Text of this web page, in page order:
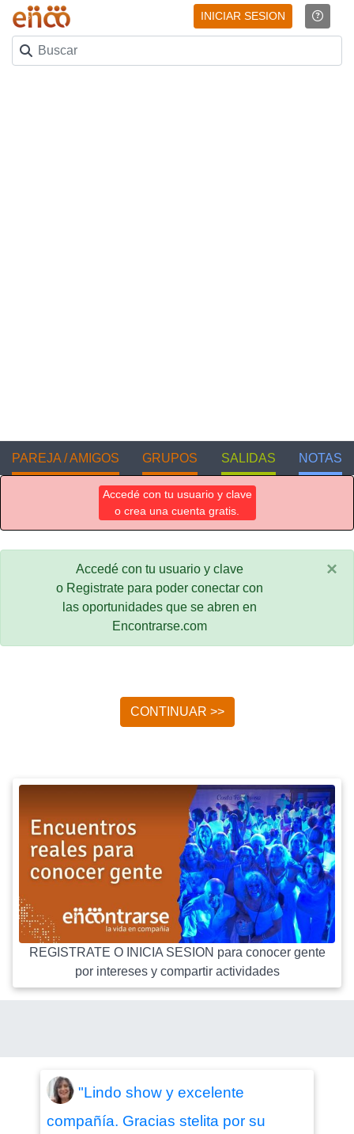
INICIAR SESION
PAREJA / AMIGOS GRUPOS SALIDAS NOTAS
Accedé con tu usuario y clave
o crea una cuenta gratis.
Accedé con tu usuario y clave
o Registrate para poder conectar con
las oportunidades que se abren en
Encontrarse.com
×
CONTINUAR >>
REGISTRATE O INICIA SESION para conocer gente
por intereses y compartir actividades
"Lindo show y excelente
compañía. Gracias stelita por su